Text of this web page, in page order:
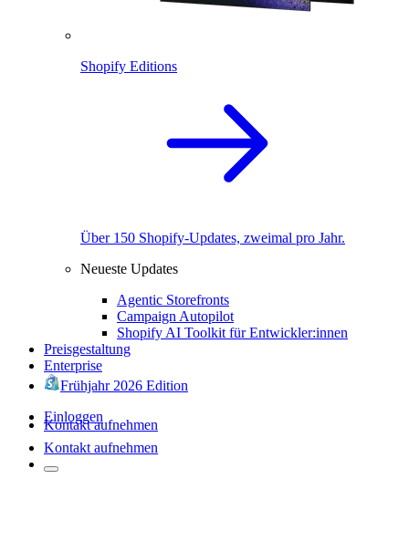
Shopify Editions
Über 150 Shopify-Updates, zweimal pro Jahr.
Neueste Updates
Agentic Storefronts
Campaign Autopilot
Shopify AI Toolkit für Entwickler:innen
Preisgestaltung
Enterprise
Frühjahr 2026 Edition
Einloggen
Kontakt aufnehmen
Kontakt aufnehmen